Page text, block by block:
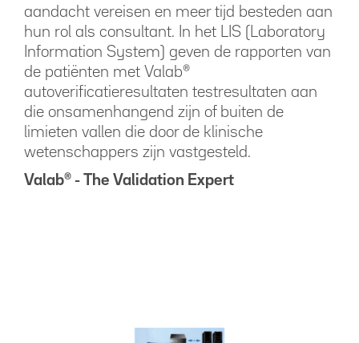
aandacht vereisen en meer tijd besteden aan
hun rol als consultant. In het LIS (Laboratory
Information System) geven de rapporten van
de patiënten met Valab®
autoverificatieresultaten testresultaten aan
die onsamenhangend zijn of buiten de
limieten vallen die door de klinische
wetenschappers zijn vastgesteld.
Valab® - The Validation Expert